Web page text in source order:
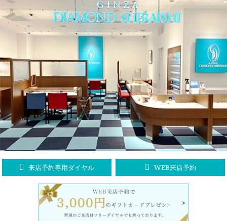
婚約指輪
セットリング
エタニティリング
クローズアップ
プロポーズアイテム
ブライダルアイテム
ブライダルアイテム
ティアラ
アニバーサリージュエリー
ベビージュエリー
ラブレタージュエリー
アニバーサリージュエリー
セットリングコレクション
商品クオリティ
ダイヤモンドの品質
ダイヤモンド仕入れのこだわり
指輪の品質・特徴
シライシについて
ブランドコンセプト
お客様への想い
サービス
シークレットストーン
ニュース・フェア
来店予約専用ダイヤル WEB来店予約